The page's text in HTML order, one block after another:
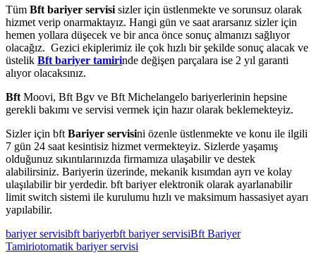
Tüm Bft bariyer servisi sizler için üstlenmekte ve sorunsuz olarak
hizmet verip onarmaktayız. Hangi gün ve saat ararsanız sizler için
hemen yollara düşecek ve bir anca önce sonuç almanızı sağlıyor
olacağız. Gezici ekiplerimiz ile çok hızlı bir şekilde sonuç alacak ve
üstelik Bft bariyer tamirinde değişen parçalara ise 2 yıl garanti
alıyor olacaksınız.
Bft Moovi, Bft Bgv ve Bft Michelangelo bariyerlerinin hepsine
gerekli bakımı ve servisi vermek için hazır olarak beklemekteyiz.
Sizler için bft Bariyer servisini özenle üstlenmekte ve konu ile ilgili
7 gün 24 saat kesintisiz hizmet vermekteyiz. Sizlerde yaşamış
olduğunuz sıkıntılarınızda firmamıza ulaşabilir ve destek
alabilirsiniz. Bariyerin üzerinde, mekanik kısımdan ayrı ve kolay
ulaşılabilir bir yerdedir. bft bariyer elektronik olarak ayarlanabilir
limit switch sistemi ile kurulumu hızlı ve maksimum hassasiyet ayarı
yapılabilir.
bariyer servisibft bariyerbft bariyer servisiBft Bariyer
Tamiriotomatik bariyer servisi